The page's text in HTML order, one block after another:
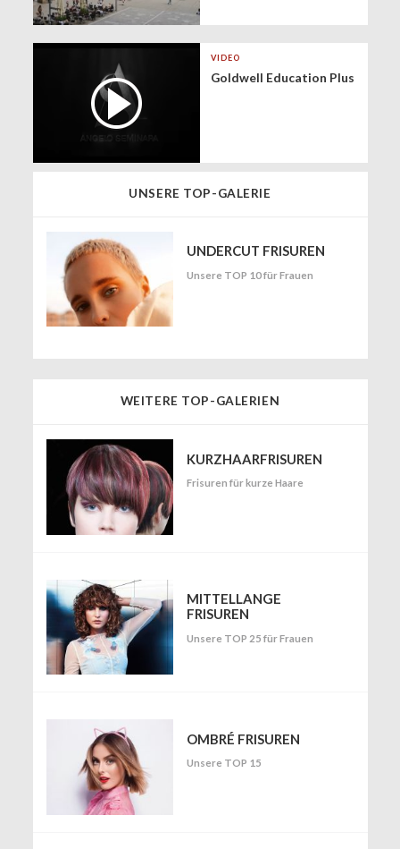
VIDEO
Goldwell Education Plus
UNSERE TOP-GALERIE
UNDERCUT FRISUREN
Unsere TOP 10 für Frauen
WEITERE TOP-GALERIEN
KURZHAARFRISUREN
Frisuren für kurze Haare
MITTELLANGE
FRISUREN
Unsere TOP 25 für Frauen
OMBRÉ FRISUREN
Unsere TOP 15